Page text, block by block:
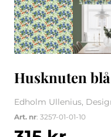
Husknuten
Edholm Ullenius,
Art. nr: 3257-01-01-10